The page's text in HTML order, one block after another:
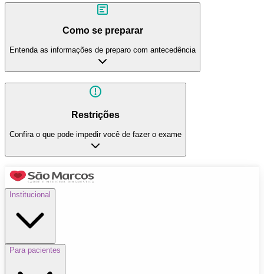
Como se preparar
Entenda as informações de preparo com antecedência
Restrições
Confira o que pode impedir você de fazer o exame
Institucional
Para pacientes